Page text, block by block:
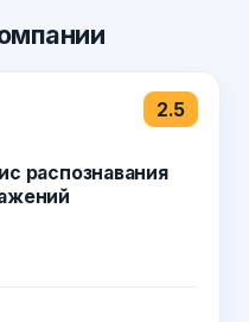
2.5
распознавания